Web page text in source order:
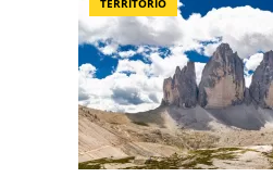
TERRITORIO